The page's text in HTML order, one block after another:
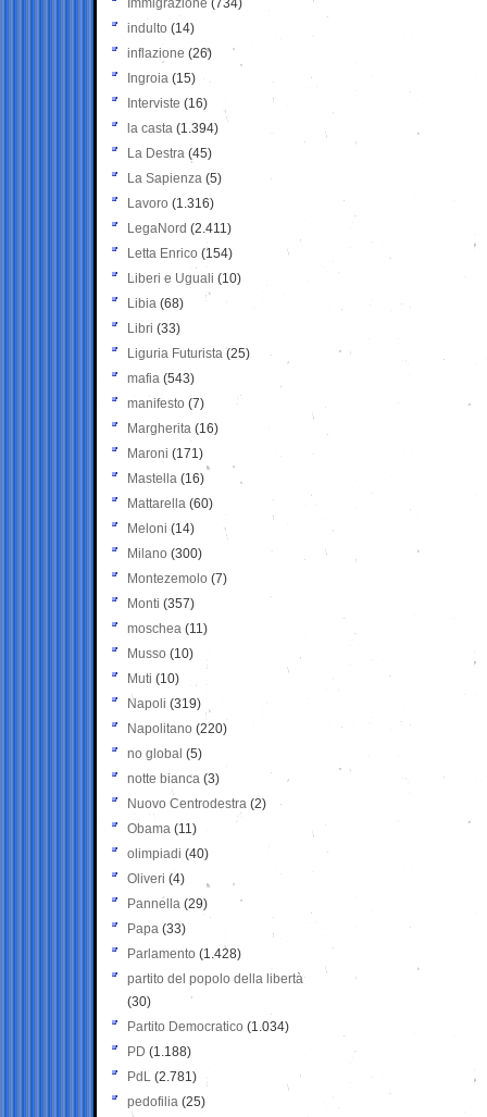
Immigrazione (734)
indulto (14)
inflazione (26)
Ingroia (15)
Interviste (16)
la casta (1.394)
La Destra (45)
La Sapienza (5)
Lavoro (1.316)
LegaNord (2.411)
Letta Enrico (154)
Liberi e Uguali (10)
Libia (68)
Libri (33)
Liguria Futurista (25)
mafia (543)
manifesto (7)
Margherita (16)
Maroni (171)
Mastella (16)
Mattarella (60)
Meloni (14)
Milano (300)
Montezemolo (7)
Monti (357)
moschea (11)
Musso (10)
Muti (10)
Napoli (319)
Napolitano (220)
no global (5)
notte bianca (3)
Nuovo Centrodestra (2)
Obama (11)
olimpiadi (40)
Oliveri (4)
Pannella (29)
Papa (33)
Parlamento (1.428)
partito del popolo della libertà
(30)
Partito Democratico (1.034)
PD (1.188)
PdL (2.781)
pedofilia (25)